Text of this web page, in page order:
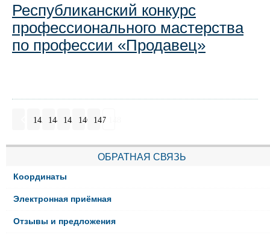
Республиканский конкурс
профессионального мастерства
по профессии «Продавец»
143 144 145 146 147
ОБРАТНАЯ СВЯЗЬ
Координаты
Электронная приёмная
Отзывы и предложения